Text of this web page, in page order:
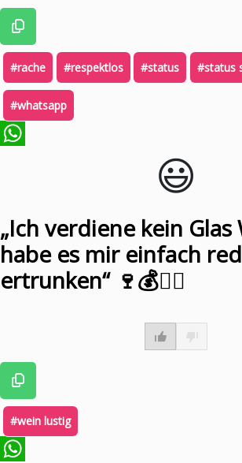
#rache #respektlos #status #status
#whatsapp
😃️
„Ich verdiene kein Glas
habe es mir einfach
ertrunken“ 🍷💰🤷‍♂️
#wein lustig